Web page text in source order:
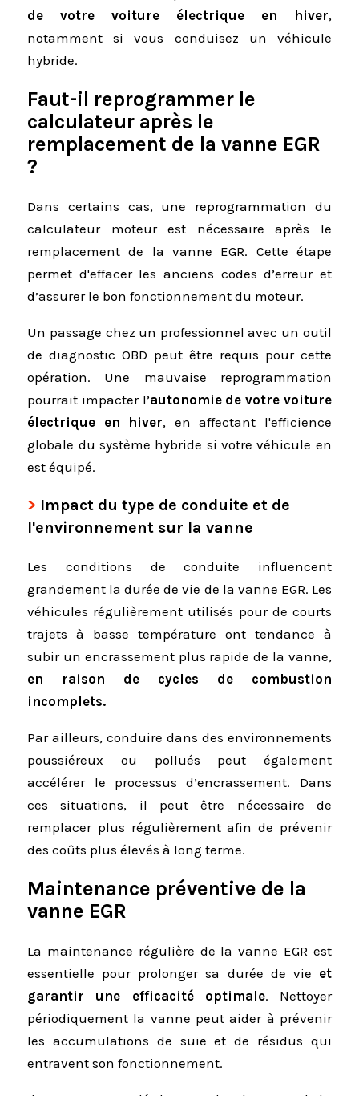
de votre voiture électrique en hiver,
notamment si vous conduisez un véhicule
hybride.
Faut-il reprogrammer le
calculateur après le
remplacement de la vanne EGR
?
Dans certains cas, une reprogrammation du
calculateur moteur est nécessaire après le
remplacement de la vanne EGR. Cette étape
permet d'effacer les anciens codes d’erreur et
d’assurer le bon fonctionnement du moteur.
Un passage chez un professionnel avec un outil
de diagnostic OBD peut être requis pour cette
opération. Une mauvaise reprogrammation
pourrait impacter l’autonomie de votre voiture
électrique en hiver, en affectant l'efficience
globale du système hybride si votre véhicule en
est équipé.
Impact du type de conduite et de
l'environnement sur la vanne
Les conditions de conduite influencent
grandement la durée de vie de la vanne EGR. Les
véhicules régulièrement utilisés pour de courts
trajets à basse température ont tendance à
subir un encrassement plus rapide de la vanne,
en raison de cycles de combustion
incomplets.
Par ailleurs, conduire dans des environnements
poussiéreux ou pollués peut également
accélérer le processus d’encrassement. Dans
ces situations, il peut être nécessaire de
remplacer plus régulièrement afin de prévenir
des coûts plus élevés à long terme.
Maintenance préventive de la
vanne EGR
La maintenance régulière de la vanne EGR est
essentielle pour prolonger sa durée de vie et
garantir une efficacité optimale. Nettoyer
périodiquement la vanne peut aider à prévenir
les accumulations de suie et de résidus qui
entravent son fonctionnement.